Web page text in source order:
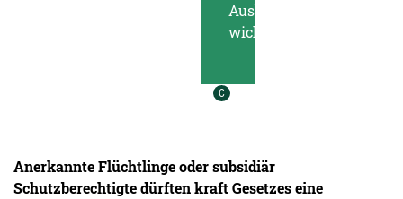
C
Ausbildung ist
wichtiger Bestandteil
Anerkannte Flüchtlinge oder subsidiär
Schutzberechtigte dürften kraft Gesetzes eine